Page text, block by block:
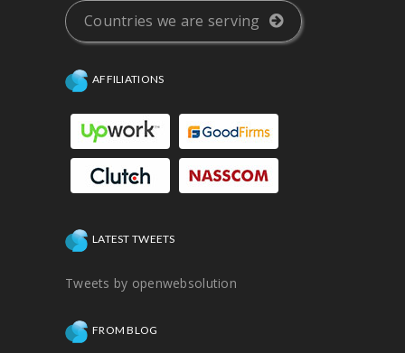
Countries we are serving
AFFILIATIONS
LATEST TWEETS
Tweets by openwebsolution
FROM BLOG